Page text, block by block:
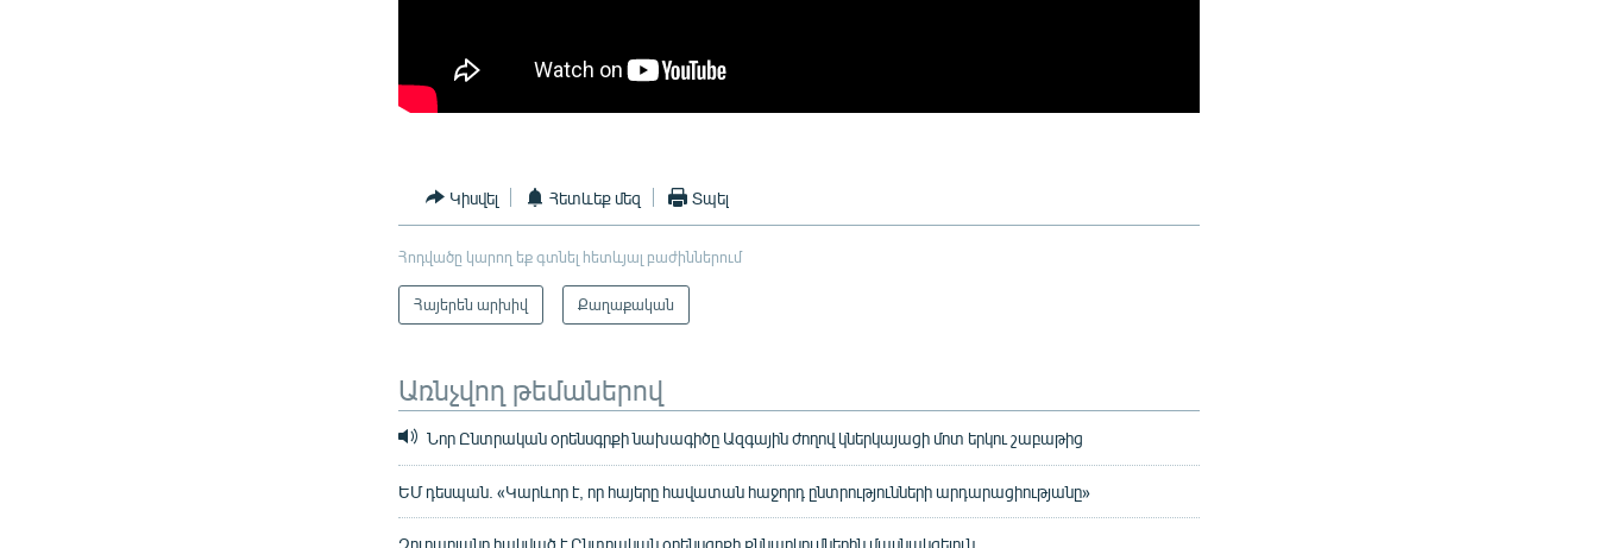
Կիսվել Հետևեք մեզ Տպել
Հոդվածը կարող եք գտնել հետևյալ բաժիններում
Հայերեն արխիվ Քաղաքական
Առնչվող թեմաներով
Նոր Ընտրական օրենսգրքի նախագիծը Ազգային ժողով կներկայացի մոտ երկու շաբաթից
ԵՄ դեսպան. «Կարևոր է, որ հայերը հավատան հաջորդ ընտրությունների արդարացիությանը»
Զուրաբյանը հակված է Ընտրական օրենսգրքի քննարկումներին մասնակցելուն